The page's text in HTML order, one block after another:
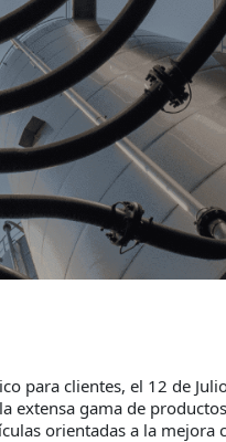
para clientes, el 12 de
extensa gama de
orientadas a la mejora